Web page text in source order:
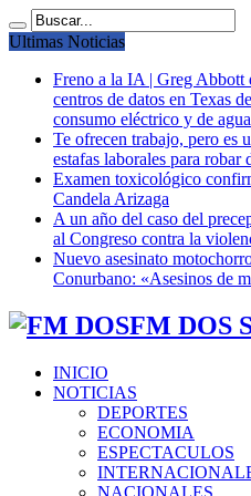
Ultimas Noticias
Freno a la IA | Greg Abbott
centros de datos en Texas
consumo eléctrico y de agua
Te ofrecen trabajo, pero es
estafas laborales para robar
Examen toxicológico
Candela Arizaga
A un año del caso del
al Congreso contra la
Nuevo asesinato
Conurbano: «Asesinos de
FM DOS
INICIO
NOTICIAS
DEPORTES
ECONOMIA
ESPECTACULOS
NACIONALES